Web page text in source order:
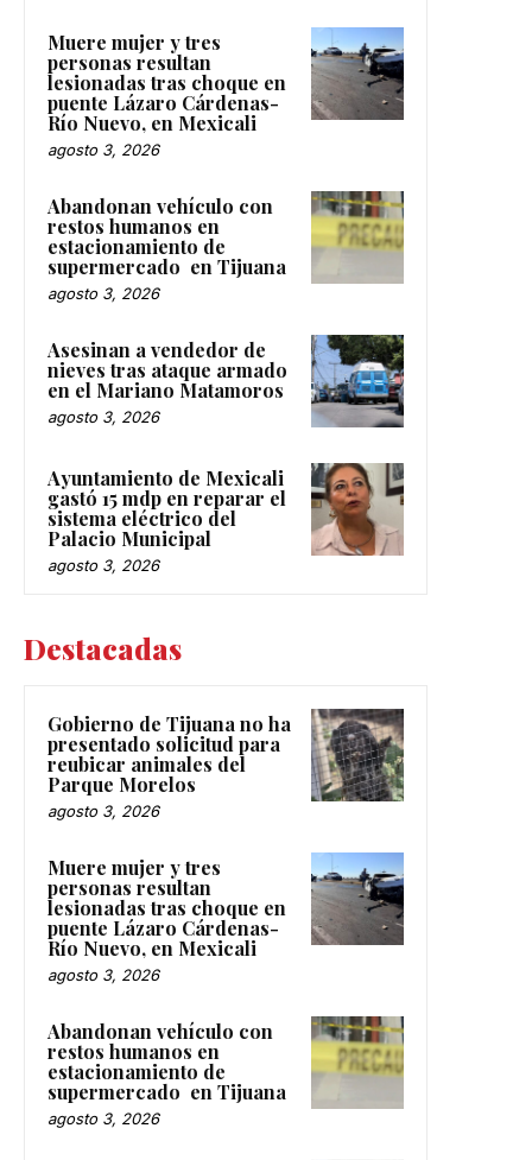
Muere mujer y tres
personas resultan
lesionadas tras choque en
puente Lázaro Cárdenas-
Río Nuevo, en Mexicali
agosto 3, 2026
Abandonan vehículo con
restos humanos en
estacionamiento de
supermercado en Tijuana
agosto 3, 2026
Asesinan a vendedor de
nieves tras ataque armado
en el Mariano Matamoros
agosto 3, 2026
Ayuntamiento de Mexicali
gastó 15 mdp en reparar el
sistema eléctrico del
Palacio Municipal
agosto 3, 2026
Destacadas
Gobierno de Tijuana no ha
presentado solicitud para
reubicar animales del
Parque Morelos
agosto 3, 2026
Muere mujer y tres
personas resultan
lesionadas tras choque en
puente Lázaro Cárdenas-
Río Nuevo, en Mexicali
agosto 3, 2026
Abandonan vehículo con
restos humanos en
estacionamiento de
supermercado en Tijuana
agosto 3, 2026